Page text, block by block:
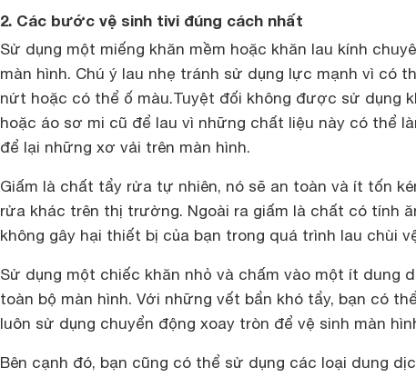
2. Các bước vệ sinh tivi đúng cách nhất
Sử dụng một miếng khăn mềm hoặc khăn lau kính
màn hình. Chú ý lau nhẹ tránh sử dụng lực mạnh vì có
nứt hoặc có thể ố màu.Tuyệt đối không được sử dụng
hoặc áo sơ mi cũ để lau vì những chất liệu này có thể
để lại những xơ vải trên màn hình.
Giấm là chất tẩy rửa tự nhiên, nó sẽ an toàn và ít tốn
rửa khác trên thị trường. Ngoài ra giấm là chất có tính
không gây hại thiết bị của bạn trong quá trình lau chùi
Sử dụng một chiếc khăn nhỏ và chấm vào một ít dung
toàn bộ màn hình. Với những vết bẩn khó tẩy, bạn có
luôn sử dụng chuyển động xoay tròn để vệ sinh màn
Bên cạnh đó, bạn cũng có thể sử dụng các loại dung